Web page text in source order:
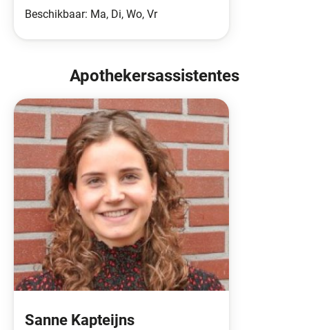
Beschikbaar: Ma, Di, Wo, Vr
Apothekersassistentes
Sanne Kapteijns